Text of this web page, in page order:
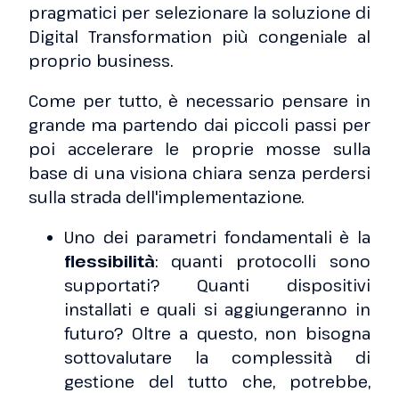
pragmatici per selezionare la soluzione di
Digital Transformation più congeniale al
proprio business.
Come per tutto, è necessario pensare in
grande ma partendo dai piccoli passi per
poi accelerare le proprie mosse sulla
base di una visiona chiara senza perdersi
sulla strada dell'implementazione.
Uno dei parametri fondamentali è la
flessibilità: quanti protocolli sono
supportati? Quanti dispositivi
installati e quali si aggiungeranno in
futuro? Oltre a questo, non bisogna
sottovalutare la complessità di
gestione del tutto che, potrebbe,